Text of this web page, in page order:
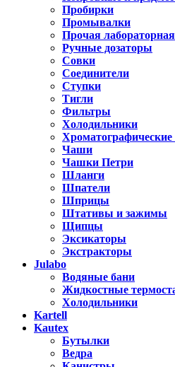
Пробирки
Промывалки
Прочая
Ручные дозаторы
Совки
Соединители
Ступки
Тигли
Фильтры
Холодильники
Чаши
Чашки Петри
Шланги
Шпатели
Шприцы
Штативы и зажимы
Щипцы
Эксикаторы
Экстракторы
Julabo
Водяные бани
Жидкостные
Холодильники
Kartell
Kautex
Бутылки
Ведра